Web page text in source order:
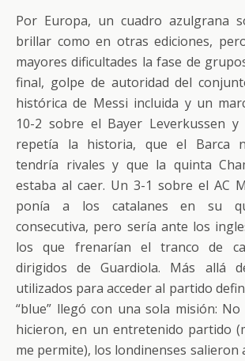
Por Europa, un cuadro azulgrana
brillar como en otras ediciones,
mayores dificultades la fase de
final, golpe de autoridad del
histórica de Messi incluida y un
10-2 sobre el Bayer Leverkussen y
repetía la historia, que el Barca
tendría rivales y que la quinta
estaba al caer. Un 3-1 sobre el AC
ponía a los catalanes en su
consecutiva, pero sería ante los
los que frenarían el tranco de
dirigidos de Guardiola. Más allá
utilizados para acceder al partido
“blue” llegó con una sola misión:
hicieron, en un entretenido partido
me permite), los londinenses salieron